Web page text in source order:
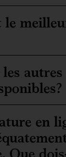
le
en